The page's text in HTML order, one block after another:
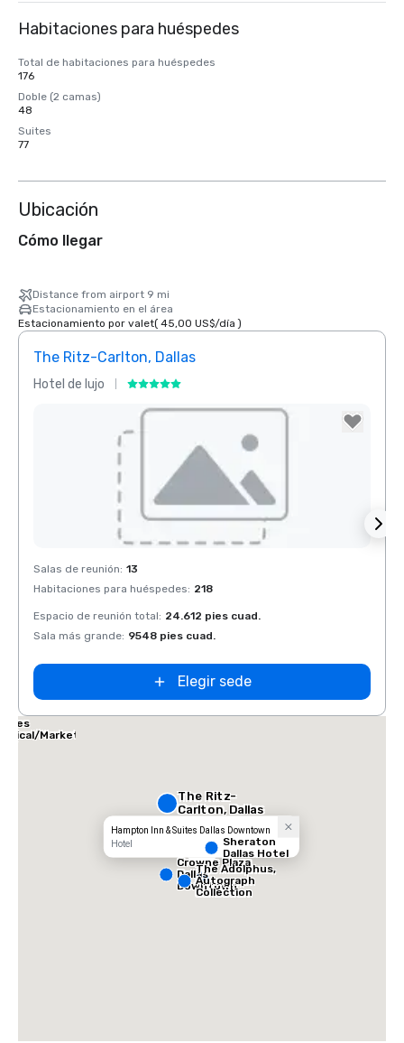
Habitaciones para huéspedes
Total de habitaciones para huéspedes
176
Doble (2 camas)
48
Suites
77
Ubicación
Cómo llegar
Distance from airport 9 mi
Estacionamiento en el área
Estacionamiento por valet( 45,00 US$/día )
The Ritz-Carlton, Dallas
Hotel de lujo
Removed from favorites
Salas de reunión: 13
Habitaciones para huéspedes: 218
Espacio de reunión total: 24.612 pies cuad.
Sala más grande: 9548 pies cuad.
Elegir sede
Hampton Inn & Suites Dallas Downtown
Hotel
The Ritz-
Carlton, Dallas
Sheraton
Dallas Hotel
Crowne Plaza
Dallas
Downtown
The Adolphus,
Autograph
Collection
Marriott
Market